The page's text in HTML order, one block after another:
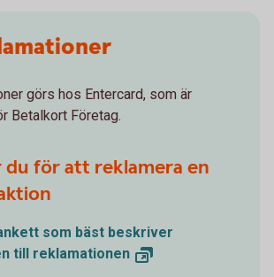
görs hos Entercard, som är
Betalkort Företag.
du för att reklamera en
som bäst beskriver
till reklamationen